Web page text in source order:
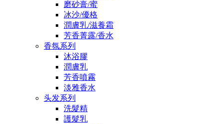
磨砂膏/蜜
冰沙/優格
潤膚乳/滋養霜
芳香菁露/香水
香氛系列
沐浴膠
潤膚乳
芳香噴霧
淡雅香水
头发系列
洗髮精
護髮乳